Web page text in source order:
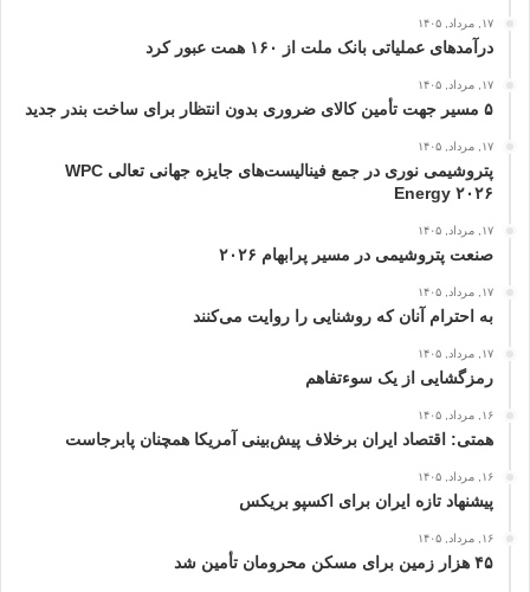
۱۷, مرداد, ۱۴۰۵
درآمدهای عملیاتی بانک ملت از ۱۶۰ همت عبور كرد
۱۷, مرداد, ۱۴۰۵
۵ مسیر جهت تأمین کالای ضروری بدون انتظار برای ساخت بندر جدید
۱۷, مرداد, ۱۴۰۵
پتروشیمی نوری در جمع فینالیست‌های جایزه جهانی تعالی WPC
Energy ۲۰۲۶
۱۷, مرداد, ۱۴۰۵
صنعت پتروشیمی در مسیر پرابهام ۲۰۲۶
۱۷, مرداد, ۱۴۰۵
به احترام آنان که روشنایی را روایت می‌کنند
۱۷, مرداد, ۱۴۰۵
رمزگشایی از یک سوءتفاهم
۱۶, مرداد, ۱۴۰۵
همتی: اقتصاد ایران برخلاف پیش‌بینی آمریکا همچنان پابرجاست
۱۶, مرداد, ۱۴۰۵
پیشنهاد تازه ایران برای اکسپو بریکس
۱۶, مرداد, ۱۴۰۵
۴۵ هزار زمین برای مسکن محرومان تأمین شد